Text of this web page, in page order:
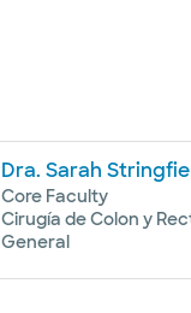
Dra. Sarah
Core Faculty
Cirugía de Colon y
General